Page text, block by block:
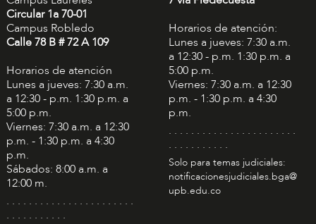
Circular 1a 70-01
Campus Robledo
Calle 78 B # 72 A 109
Horarios de atención
Lunes a jueves: 7:30 a.m.
a 12:30 - p.m. 1:30 p.m. a
5:00 p.m.
Viernes: 7:30 a.m. a 12:30
p.m. - 1:30 p.m. a 4:30
p.m.
Sábados: 8:00 a.m. a
12:00 m.
. . . . . . . . . . . . . . . . . . . . . . .
. . . . . . . . . . .
Horarios de atención:
Lunes a jueves: 7:30 a.m.
a 12:30 - p.m. 1:30 p.m. a
5:00 p.m.
Viernes: 7:30 a.m. a 12:30
p.m. - 1:30 p.m. a 4:30
p.m.
. . . . . . . . . . . . . . . . . . . . . . .
. . . . . . . . . . .
Solo para temas judiciales:
notificacionesjudiciales.bga@
upb.edu.co